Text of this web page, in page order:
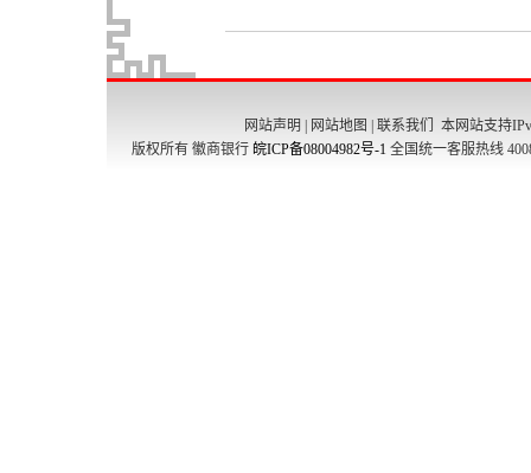
网站声明 网站地图 联系我们
本网站支持
版权所有 徽商银行 皖ICP备08004982号-1 全国统一客服热线